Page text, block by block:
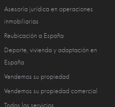
Asesoría jurídica en operaciones
inmobiliarias
Reubicación a España
Deporte, vivienda y adaptación en
España
Vendemos su propiedad
Vendemos su propiedad comercial
Todos los servicios